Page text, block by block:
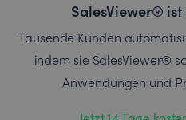
SalesViewer®
Tausende Kunden
indem sie SalesViewer®
Anwendungen und